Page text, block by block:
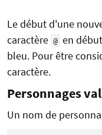
Le début d'une
caractère @ en
bleu. Pour être
caractère.
Personnages
Un nom de